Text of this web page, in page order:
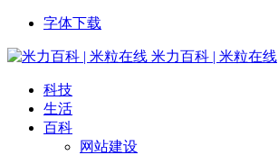
字体下载
米力百科 | 米粒在线
科技
生活
百科
网站建设